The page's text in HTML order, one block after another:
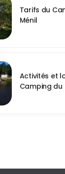
Tarifs du
Ménil
Activités et
Camping du